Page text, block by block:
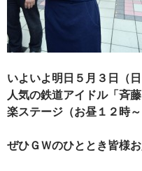
いよいよ明日５月３日（
人気の鉄道アイドル「斉
楽ステージ（お昼１２時～
ぜひＧＷのひととき皆様お